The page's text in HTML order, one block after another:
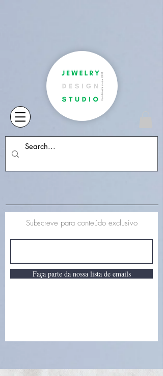
Subscreve para conteúdo exclusivo
Faça parte da nossa lista de emails